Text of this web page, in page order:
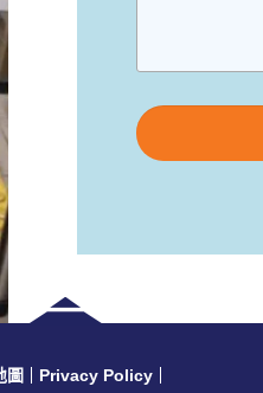
leave
this
field
圖
Privacy Policy